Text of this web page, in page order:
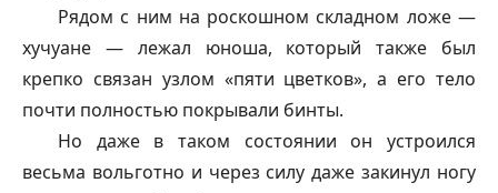
Рядом с ним на роскошном складном ложе —
хучуане — лежал юноша, который также был
крепко связан узлом «пяти цветков», а его тело
почти полностью покрывали бинты.
Но даже в таком состоянии он устроился
весьма вольготно и через силу даже закинул ногу